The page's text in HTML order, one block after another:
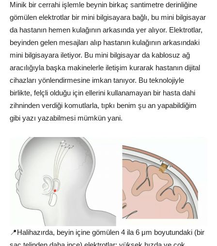
Minik bir cerrahi işlemle beynin birkaç santimetre derinliğine
gömülen elektrotlar bir mini bilgisayara bağlı, bu mini bilgisayar
da hastanın hemen kulağının arkasında yer alıyor. Elektrotlar,
beyinden gelen mesajları alıp hastanın kulağının arkasındaki
mini bilgisayara iletiyor. Bu mini bilgisayar da kablosuz ağ
aracılığıyla başka makinelerle iletişim kurarak hastanın dijital
cihazları yönlendirmesine imkan tanıyor. Bu teknolojiyle
birlikte, felçli olduğu için ellerini kullanamayan bir hasta dahi
zihninden verdiği komutlarla, tıpkı benim şu an yapabildiğim
gibi yazı yazabilmesi mümkün yani.
📍Halihazırda, beyin içine gömülen 4 ila 6 μm boyutundaki (bir